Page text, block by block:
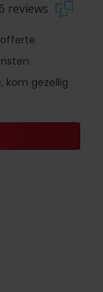
reviews
offerte
kom gezellig